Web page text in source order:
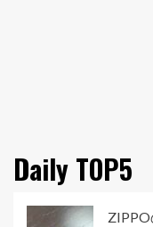
Daily TOP5